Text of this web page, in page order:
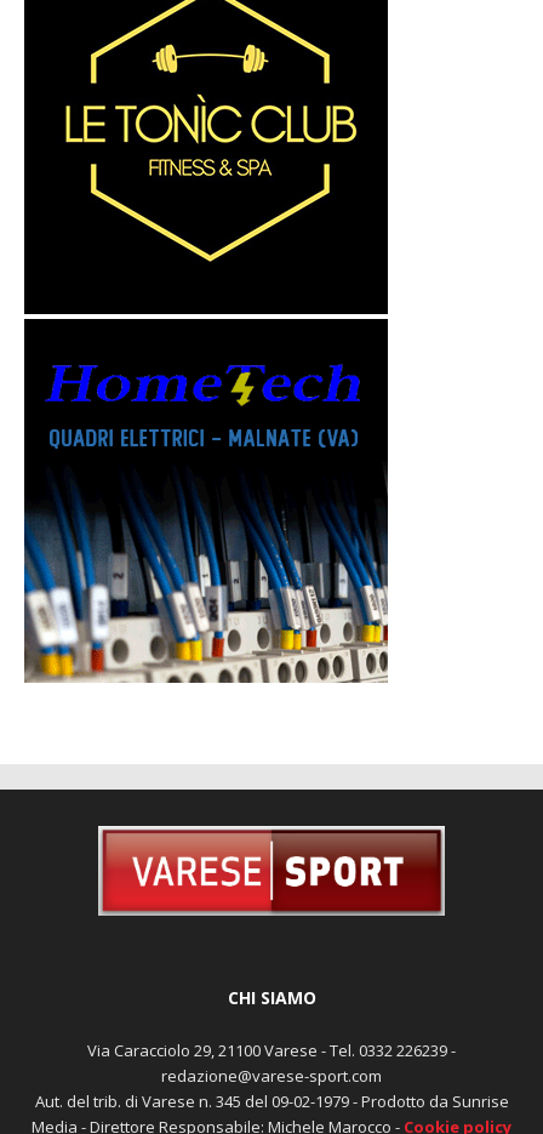
CHI SIAMO
Via Caracciolo 29, 21100 Varese - Tel. 0332 226239 -
redazione@varese-sport.com
Aut. del trib. di Varese n. 345 del 09-02-1979 - Prodotto da Sunrise
Media - Direttore Responsabile: Michele Marocco - Cookie policy